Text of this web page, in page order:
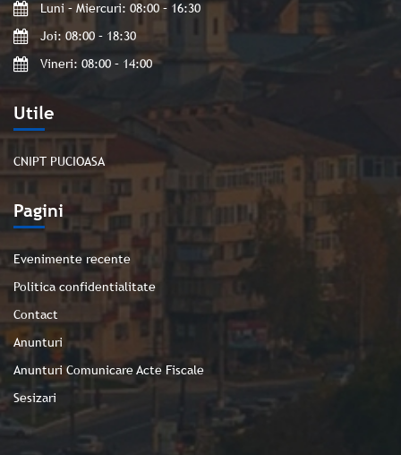
Utile
CNIPT PUCIOASA
Pagini
Evenimente recente
Politica confidentialitate
Contact
Anunturi
Anunturi Comunicare Acte Fiscale
Sesizari
Luni – Miercuri: 08:00 – 16:30
Joi: 08:00 – 18:30
Vineri: 08:00 – 14:00